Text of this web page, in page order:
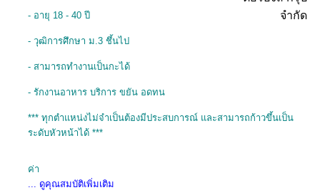
- อายุ 18 - 40 ปี
- วุฒิการศึกษา ม.3 ชึ้นไป
- สามารถทำงานเป็นกะได้
- รักงานอาหาร บริการ ขยัน อดทน
*** ทุกตำแหน่งไม่จำเป็นต้องมีประสบการณ์ และสามารถก้าวขึ้นเป็น
ระดับหัวหน้าได้ ***
ค่า
... ดูคุณสมบัติเพิ่มเติม